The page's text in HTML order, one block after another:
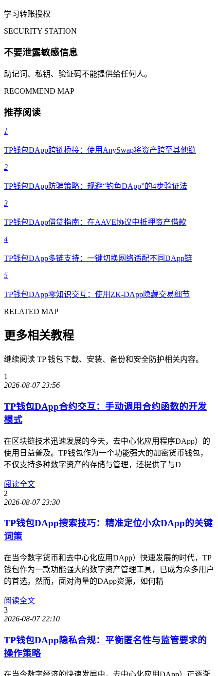
学习转账授权
SECURITY STATION
不要泄露敏感信息
助记词、私钥、验证码不能提供给任何人。
RECOMMEND MAP
推荐阅读
1
TP钱包DApp跨链桥接：使用AnySwap将资产跨至其他链
2
TP钱包DApp防骗策略：规避“钓鱼DApp”的4步验证法
3
TP钱包DApp借贷指南：在AAVE协议中抵押资产借款
4
TP钱包DApp多链支持：一键切换网络适配不同DApp链
5
TP钱包DApp零知识交互：使用ZK-DApp隐藏交易细节
RELATED MAP
更多相关教程
继续阅读 TP 钱包下载、安装、备份和安全防护相关内容。
1
2026-08-07 23:56
TP钱包DApp合约交互：手动调用合约函数的开发
模式
在区块链技术迅速发展的今天，去中心化应用程序DApp）的
使用日益普及。TP钱包作为一个功能强大的加密货币钱包，
不仅支持多种数字资产的存储与管理，还提供了与D
阅读全文
2
2026-08-07 23:30
TP钱包DApp搜索技巧：精准定位小众DApp的关键
词策
在当今数字货币和去中心化应用DApp）快速发展的时代，TP
钱包作为一款功能强大的数字资产管理工具，已成为众多用户
的首选。然而，面对海量的DApp资源，如何精
阅读全文
3
2026-08-07 22:10
TP钱包DApp隐私合规：平衡匿名性与监管要求的
操作策略